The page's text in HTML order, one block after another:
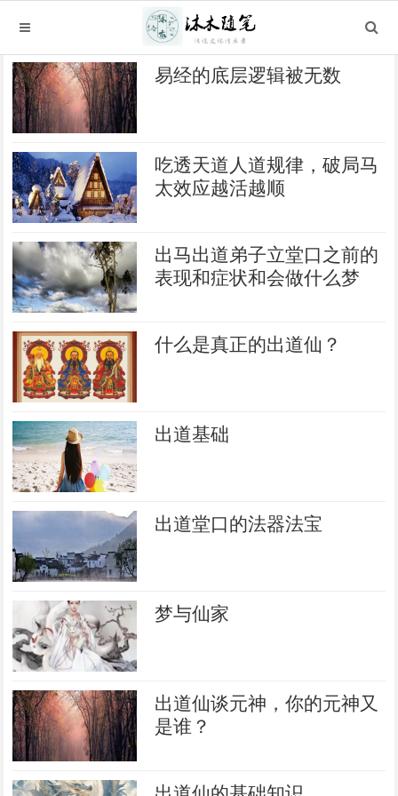
易经的底层逻辑被无数
吃透天道人道规律，破局马
太效应越活越顺
出马出道弟子立堂口之前的
表现和症状和会做什么梦
什么是真正的出道仙？
出道基础
出道堂口的法器法宝
梦与仙家
出道仙谈元神，你的元神又
是谁？